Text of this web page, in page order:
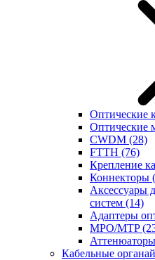
Оптические
Оптические
CWDM (28)
FTTH (76)
Крепление
Коннекторы
Аксессуары
систем (14)
Адаптеры
MPO/MTP
Кабельные